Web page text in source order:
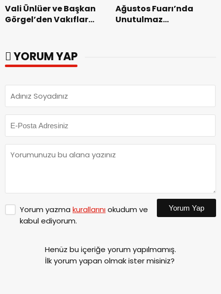
Vali Ünlüer ve Başkan
Görgel’den Vakıflar
Ağustos Fuarı’nda
Unutulmaz
YORUM YAP
Yorum yazma kurallarınıokudum ve
kabul ediyorum.
Yorum Yap
Henüz bu içeriğe yorum yapılmamış.
İlk yorum yapan olmak ister misiniz?